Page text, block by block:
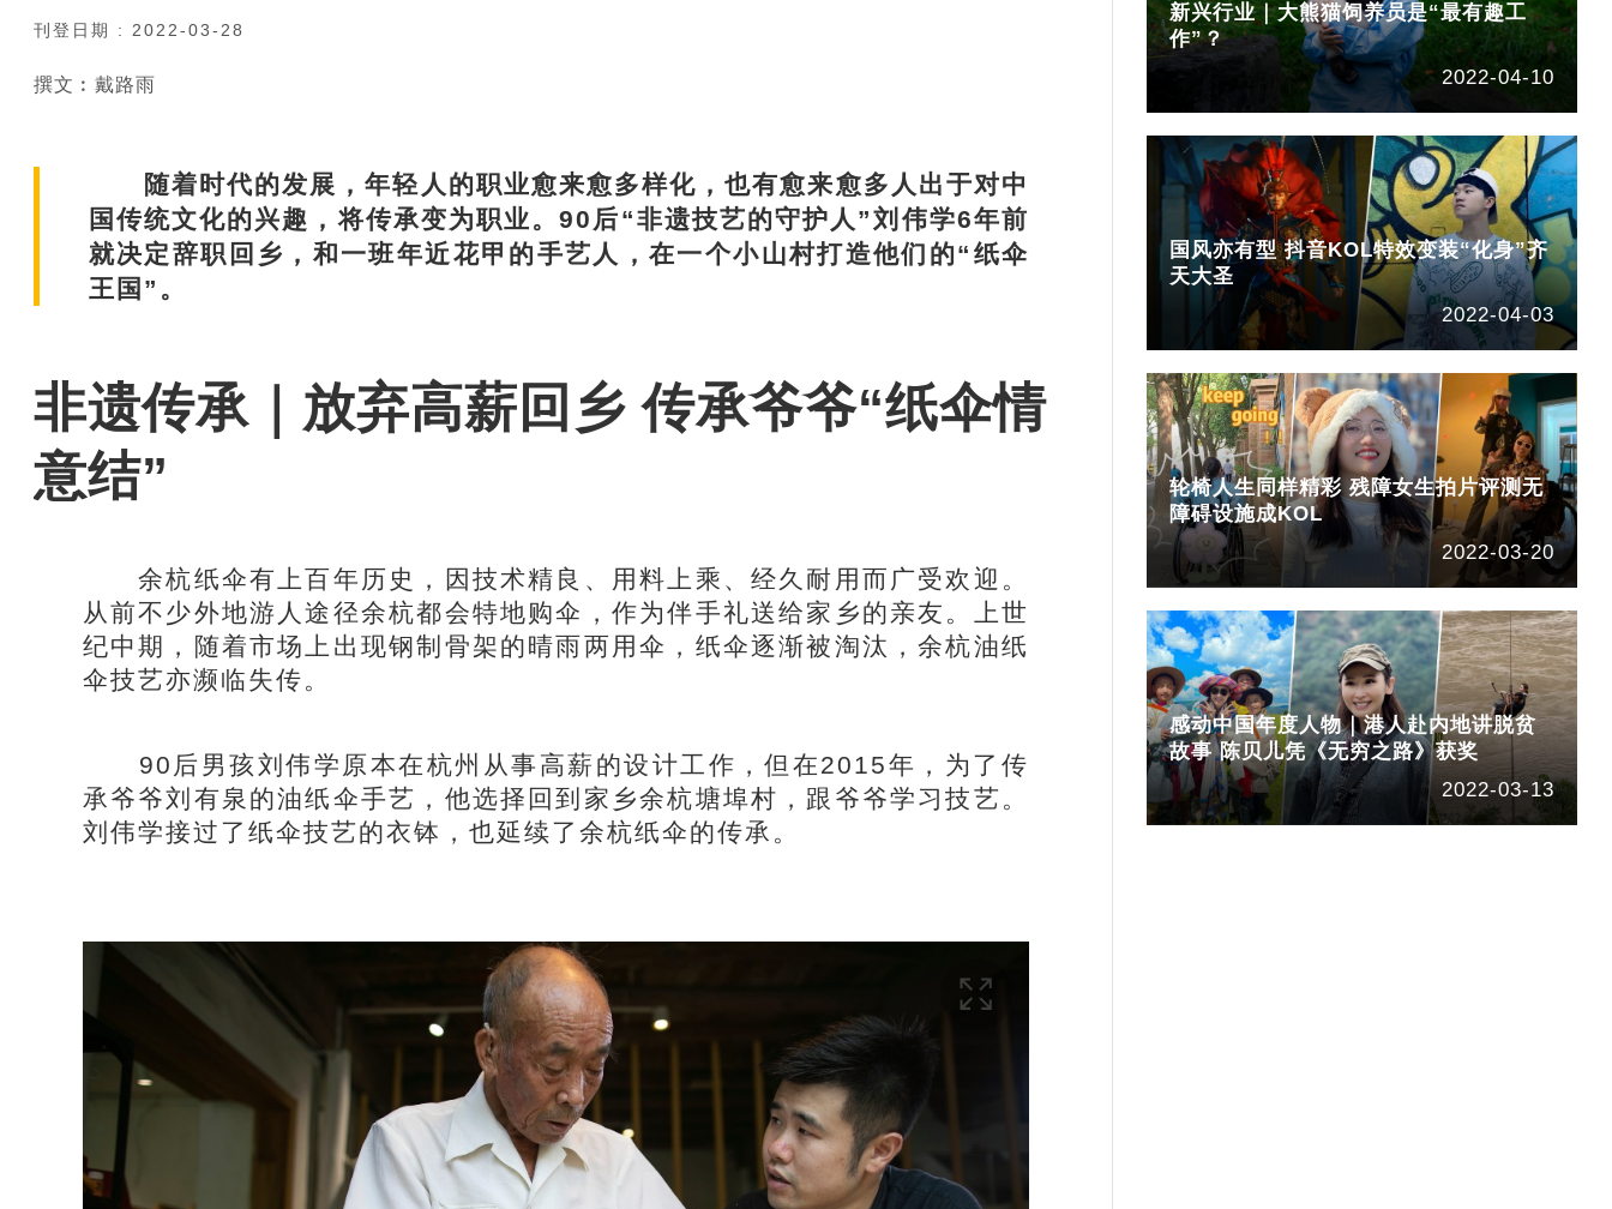
刊登日期 : 2022-03-28
撰文︰戴路雨
随着时代的发展，年轻人的职业愈来愈多样化，也有愈来愈多人出于对中
国传统文化的兴趣，将传承变为职业。90后“非遗技艺的守护人”刘伟学6年前
就决定辞职回乡，和一班年近花甲的手艺人，在一个小山村打造他们的“纸伞
王国”。
非遗传承｜放弃高薪回乡 传承爷爷“纸伞情
意结”
余杭纸伞有上百年历史，因技术精良、用料上乘、经久耐用而广受欢迎。
从前不少外地游人途径余杭都会特地购伞，作为伴手礼送给家乡的亲友。上世
纪中期，随着市场上出现钢制骨架的晴雨两用伞，纸伞逐渐被淘汰，余杭油纸
伞技艺亦濒临失传。
90后男孩刘伟学原本在杭州从事高薪的设计工作，但在2015年，为了传
承爷爷刘有泉的油纸伞手艺，他选择回到家乡余杭塘埠村，跟爷爷学习技艺。
刘伟学接过了纸伞技艺的衣钵，也延续了余杭纸伞的传承。
新兴行业｜大熊猫饲养员是“最有趣工
作”？
2022-04-10
国风亦有型 抖音KOL特效变装“化身”齐
天大圣
2022-04-03
轮椅人生同样精彩 残障女生拍片评测无
障碍设施成KOL
2022-03-20
感动中国年度人物｜港人赴内地讲脱贫
故事 陈贝儿凭《无穷之路》获奖
2022-03-13